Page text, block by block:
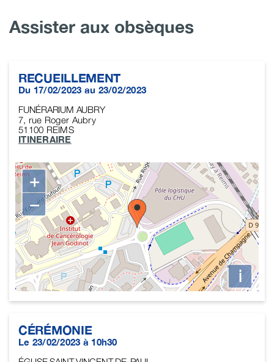
Assister aux obsèques
RECUEILLEMENT
Du 17/02/2023 au 23/02/2023
FUNÉRARIUM AUBRY
7, rue Roger Aubry
51100 REIMS
ITINERAIRE
+
−
i
CÉRÉMONIE
Le 23/02/2023 à 10h30